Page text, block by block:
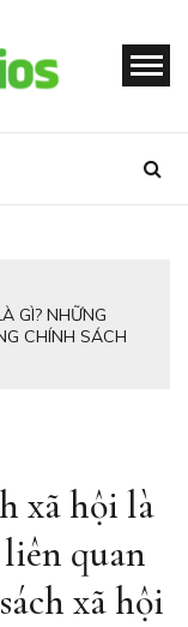
GÌ? NHỮNG
CHÍNH SÁCH
xã hội là
quan
xã hội